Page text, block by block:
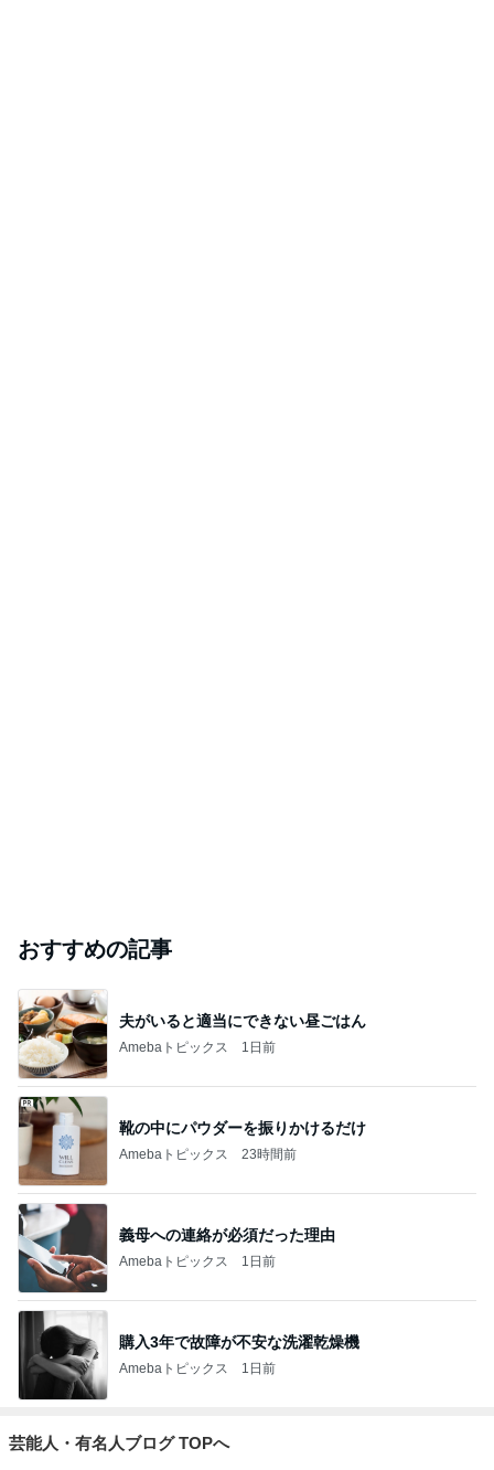
おすすめの記事
夫がいると適当にできない昼ごはん
Amebaトピックス 1日前
靴の中にパウダーを振りかけるだけ
Amebaトピックス 23時間前
義母への連絡が必須だった理由
Amebaトピックス 1日前
購入3年で故障が不安な洗濯乾燥機
Amebaトピックス 1日前
芸能人・有名人ブログ TOPへ